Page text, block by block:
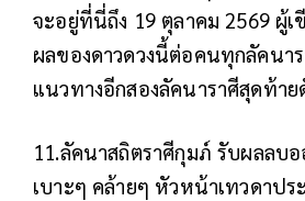
จะอยู่ที่นี่ถึง 19 ตุลาคม 2569 ผู้
ผลของดาวดวงนี้ต่อคนทุกลัคนา
แนวทางอีกสองลัคนาราศีสุดท้าย
11.ลัคนาสถิตราศีกุมภ์ รับผลลบ
เบาะๆ คล้ายๆ หัวหน้าเทวดาปร